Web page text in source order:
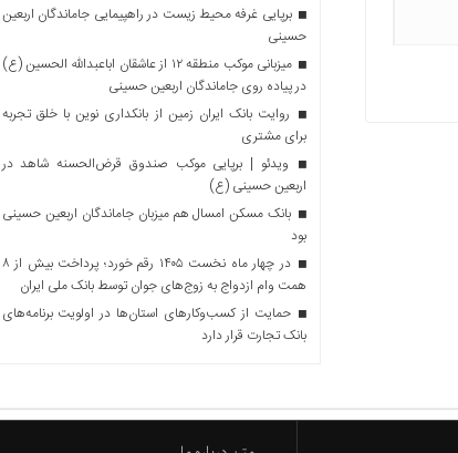
برپایی غرفه محیط زیست در راهپیمایی جاماندگان اربعین
حسینی
میزبانی موکب منطقه ۱۲ از عاشقان اباعبدالله الحسین (ع)
در پیاده روی جاماندگان اربعین حسینی
روایت بانک ایران زمین از بانکداری نوین با خلق تجربه
برای مشتری
ویدئو | برپایی موکب صندوق قرض‌الحسنه شاهد در
اربعین حسینی (ع)
بانک مسکن امسال هم میزبان جاماندگان اربعین حسینی
بود
در چهار ماه نخست ۱۴۰۵ رقم خورد؛ پرداخت بیش از ۸
همت وام ازدواج به زوج‌های جوان توسط بانک ملی ایران
حمایت از کسب‌وکارهای استان‌ها در اولویت برنامه‌های
بانک تجارت قرار دارد